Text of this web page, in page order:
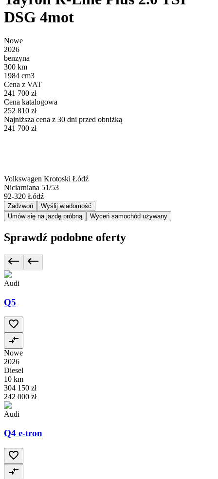
DSG 4mot
Nowe
2026
benzyna
300 km
1984 cm3
Cena z VAT
241 700 zł
Cena katalogowa
252 810 zł
Najniższa cena z 30 dni przed obniżką
241 700 zł
Volkswagen Krotoski Łódź
Niciarniana 51/53
92-320 Łódź
Zadzwoń
Wyślij wiadomość
Umów się na jazdę próbną
Wyceń samochód używany
Sprawdź podobne oferty
Audi
Q5
Nowe
2026
Diesel
10 km
304 150 zł
242 000 zł
Audi
Q4 e-tron